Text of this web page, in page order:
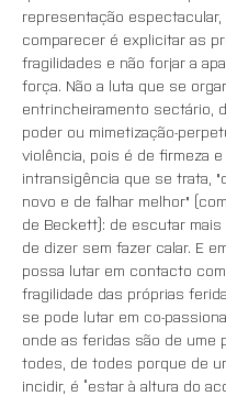
representação espectacular,
comparecer é explicitar as
fragilidades e não forjar a
força. Não a luta que se
entrincheiramento sectário,
poder ou mimetização-
violência, pois é de firmeza e
intransigência que se trata,
novo e de falhar melhor"
de Beckett): de escutar mais
de dizer sem fazer calar. E
possa lutar em contacto
fragilidade das próprias
se pode lutar em co-
onde as feridas são de ume
todes, de todes porque de
incidir, é “estar à altura do